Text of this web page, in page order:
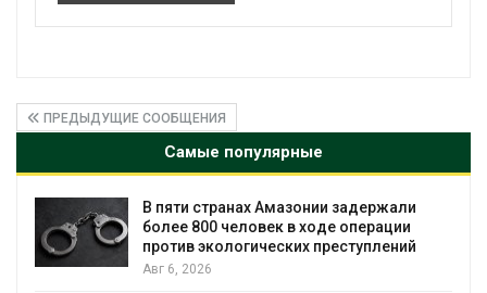
ПРЕДЫДУЩИЕ СООБЩЕНИЯ
Самые популярные
В пяти странах Амазонии задержали
более 800 человек в ходе операции
против экологических преступлений
Авг 6, 2026